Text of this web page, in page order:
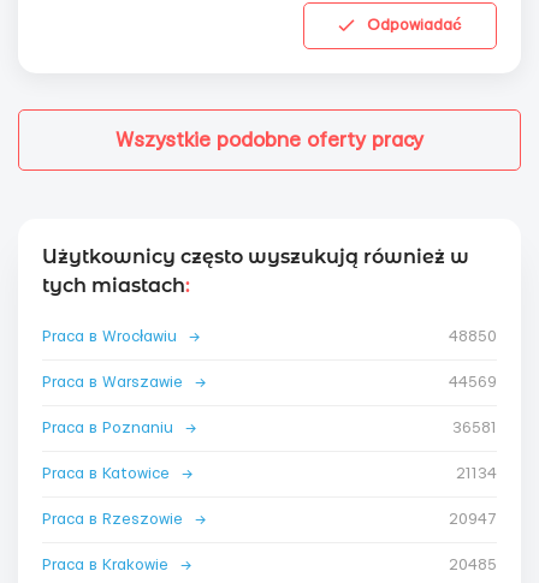
Odpowiadać
Wszystkie podobne oferty pracy
Użytkownicy często wyszukują również w
tych miastach:
Praca в Wrocławiu → 48850
Praca в Warszawie → 44569
Praca в Poznaniu → 36581
Praca в Katowice → 21134
Praca в Rzeszowie → 20947
Praca в Krakowie → 20485